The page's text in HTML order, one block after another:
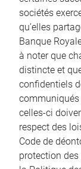
sociétés
qu’elles
Banque
à noter que
distincte et
confidentiels
communiqués
celles-ci
respect des
Code de
protection des